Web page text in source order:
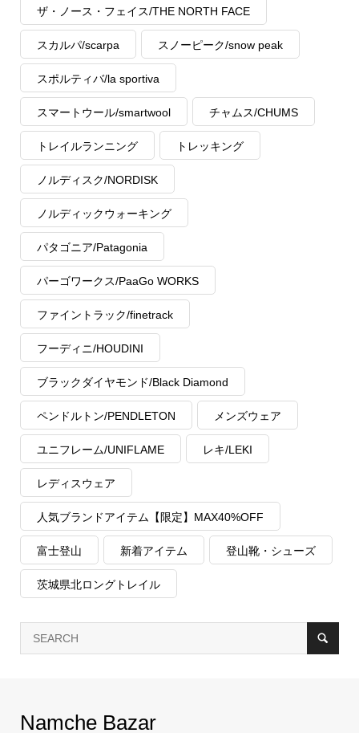
ザ・ノース・フェイス/THE NORTH FACE
スカルパ/scarpa スノーピーク/snow peak
スポルティバ/la sportiva
スマートウール/smartwool チャムス/CHUMS
トレイルランニング トレッキング
ノルディスク/NORDISK
ノルディックウォーキング
パタゴニア/Patagonia
パーゴワークス/PaaGo WORKS
ファイントラック/finetrack
フーディニ/HOUDINI
ブラックダイヤモンド/Black Diamond
ペンドルトン/PENDLETON メンズウェア
ユニフレーム/UNIFLAME レキ/LEKI
レディスウェア
人気ブランドアイテム【限定】MAX40%OFF
富士登山 新着アイテム 登山靴・シューズ
茨城県北ロングトレイル
Namche Bazar